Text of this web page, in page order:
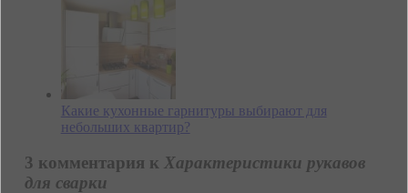
Какие кухонные гарнитуры выбирают для
небольших квартир?
3 комментария к Характеристики рукавов
для сварки